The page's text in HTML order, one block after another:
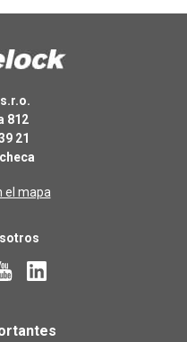
812
21
el mapa